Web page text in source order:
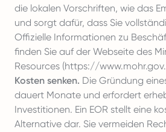
die lokalen Vorschriften, wie das
und sorgt dafür, dass Sie
Offizielle Informationen zu
finden Sie auf der Webseite des
Resources (https://
Kosten senken. Die Gründung
dauert Monate und erfordert
Investitionen. Ein EOR stellt eine
Alternative dar. Sie vermeiden